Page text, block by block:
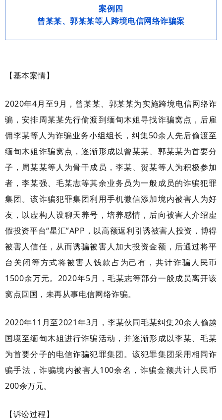
案例四
曾某某、郭某某等人跨境电信网络诈骗案
【基本案情】
2020年4月至9月，曾某某、郭某某为实施跨境电信网络诈
骗，安排周某某先行偷渡到缅甸木姐寻找诈骗窝点，后雇
佣李某等人为诈骗业务小组组长，纠集50余人先后偷渡至
缅甸木姐诈骗窝点，逐渐形成以曾某某、郭某某为首要分
子，周某某等人为骨干成员，李某、贺某等人为积极参加
者，李某强、毛某志等其余业务员为一般成员的诈骗犯罪
集团。该诈骗犯罪集团利用手机微信添加境内被害人为好
友，以虚构人设聊天养号，培养感情，后向被害人介绍虚
假投资平台“星汇”APP，以高额返利引诱被害人投资，博得
被害人信任，从而诱骗被害人加大投资金额，后通过将平
台关闭等方式将被害人钱款占为己有，共计诈骗人民币
1500余万元。2020年5月，毛某志等部分一般成员离开该
窝点回国，未再从事电信网络诈骗。
2020年11月至2021年3月，李某伙同毛某纠集20余人偷越
国境至缅甸木姐进行诈骗活动，并逐渐形成以李某、毛某
为首要分子的电信诈骗犯罪集团。该犯罪集团采用相同诈
骗手法，诈骗境内被害人100余名，诈骗金额共计人民币
200余万元。
【诉讼过程】